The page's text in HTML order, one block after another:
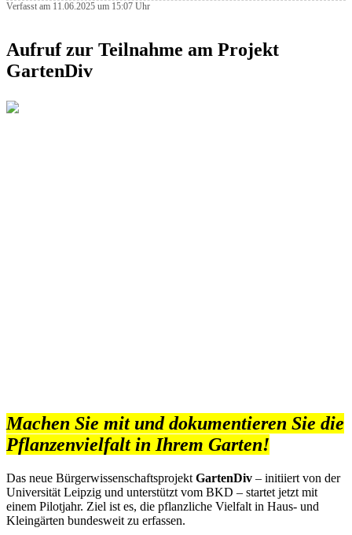
Verfasst am 11.06.2025 um 15:07 Uhr
Aufruf zur Teilnahme am Projekt
GartenDiv
Machen Sie mit und dokumentieren Sie die
Pflanzenvielfalt in Ihrem Garten!
Das neue Bürgerwissenschaftsprojekt GartenDiv – initiiert von der
Universität Leipzig und unterstützt vom BKD – startet jetzt mit
einem Pilotjahr. Ziel ist es, die pflanzliche Vielfalt in Haus- und
Kleingärten bundesweit zu erfassen.